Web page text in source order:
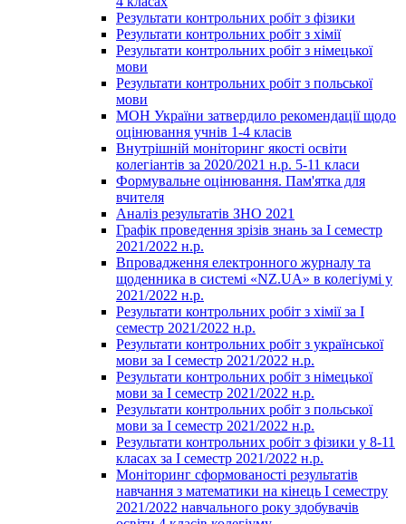
Результати контрольних робіт з фізики
Результати контрольних робіт з хімії
Результати контрольних робіт з німецької
мови
Результати контрольних робіт з польської
мови
МОН України затвердило рекомендації щодо
оцінювання учнів 1-4 класів
Внутрішній моніторинг якості освіти
колегіантів за 2020/2021 н.р. 5-11 класи
Формувальне оцінювання. Пам'ятка для
вчителя
Аналіз результатів ЗНО 2021
Графік проведення зрізів знань за І семестр
2021/2022 н.р.
Впровадження електронного журналу та
щоденника в системі «NZ.UA» в колегіумі у
2021/2022 н.р.
Результати контрольних робіт з хімії за І
семестр 2021/2022 н.р.
Результати контрольних робіт з української
мови за І семестр 2021/2022 н.р.
Результати контрольних робіт з німецької
мови за І семестр 2021/2022 н.р.
Результати контрольних робіт з польської
мови за І семестр 2021/2022 н.р.
Результати контрольних робіт з фізики у 8-11
класах за І семестр 2021/2022 н.р.
Моніторинг сформованості результатів
навчання з математики на кінець І семестру
2021/2022 навчального року здобувачів